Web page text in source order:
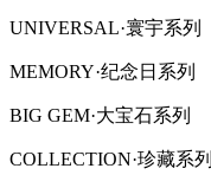
UNIVERSAL·寰宇系列
MEMORY·纪念日系列
BIG GEM·大宝石系列
COLLECTION·珍藏系列